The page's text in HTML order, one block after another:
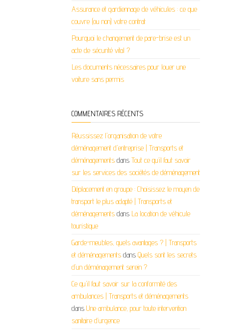
Assurance et gardiennage de véhicules : ce que
couvre (ou non) votre contrat
Pourquoi le changement de pare-brise est un
acte de sécurité vital ?
Les documents nécessaires pour louer une
voiture sans permis
COMMENTAIRES RÉCENTS
Réussissez l'organisation de votre
déménagement d'entreprise | Transports et
déménagementsdans Tout ce qu’il faut savoir
sur les services des sociétés de déménagement
Déplacement en groupe : Choisissez le moyen de
transport le plus adapté | Transports et
déménagementsdans La location de véhicule
touristique
Garde-meubles, quels avantages ? | Transports
et déménagementsdans Quels sont les secrets
d’un déménagement serein ?
Ce qu'il faut savoir sur la conformité des
ambulances | Transports et déménagements
dans Une ambulance, pour toute intervention
sanitaire d’urgence